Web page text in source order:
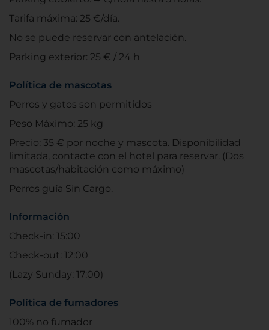
Tarifa máxima: 25 €/día.
No se puede reservar con antelación.
Parking exterior: 25 € / 24 h
Política de mascotas
Perros y gatos son permitidos
Peso Máximo: 25 kg
Precio: 35 € por noche y mascota. Disponibilidad
limitada, contacte con el hotel para reservar. (Dos
mascotas/habitación como máximo)
Perros guía Sin Cargo.
Información
Check-in: 15:00
Check-out: 12:00
(Lazy Sunday: 17:00)
Política de fumadores
100% no fumador